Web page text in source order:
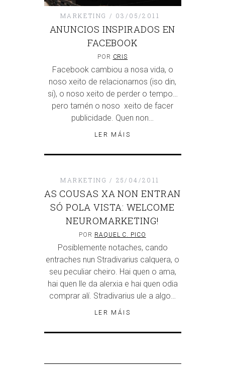
MARKETING 03/05/2011
ANUNCIOS INSPIRADOS EN
FACEBOOK
POR CRIS
Facebook cambiou a nosa vida, o
noso xeito de relacionarnos (iso din,
si), o noso xeito de perder o tempo…
pero tamén o noso xeito de facer
publicidade. Quen non…
LER MÁIS
MARKETING 25/04/2011
AS COUSAS XA NON ENTRAN
SÓ POLA VISTA: WELCOME
NEUROMARKETING!
POR RAQUEL C. PICO
Posiblemente notaches, cando
entraches nun Stradivarius calquera, o
seu peculiar cheiro. Hai quen o ama,
hai quen lle da alerxia e hai quen odia
comprar alí. Stradivarius ule a algo…
LER MÁIS